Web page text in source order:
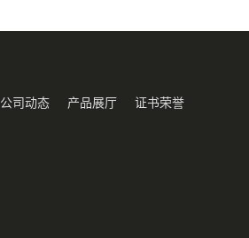
公司动态 产品展厅 证书荣誉